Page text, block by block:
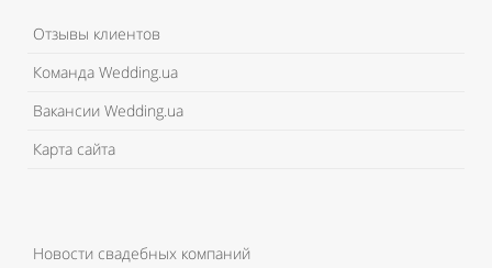
Отзывы клиентов
Команда Wedding.ua
Вакансии Wedding.ua
Карта сайта
Новости свадебных компаний